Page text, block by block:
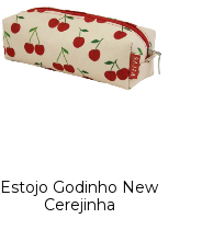
Estojo Godinho New
Cerejinha